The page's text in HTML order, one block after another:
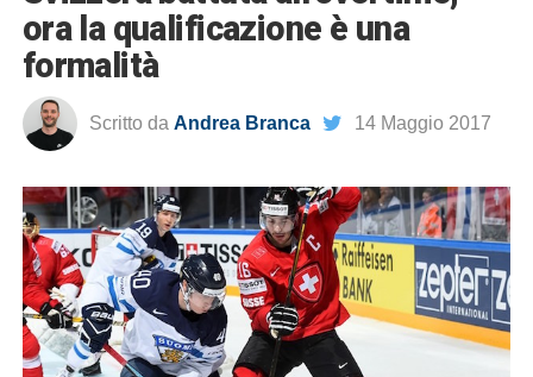
ora la qualificazione è una
formalità
Scritto da Andrea Branca 14 Maggio 2017